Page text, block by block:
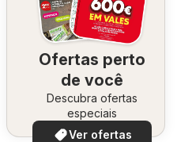
Ofertas perto
de você
Descubra ofertas
especiais
Ver ofertas